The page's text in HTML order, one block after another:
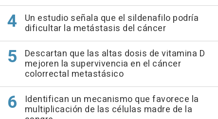
Un estudio señala que el sildenafilo podría
dificultar la metástasis del cáncer
Descartan que las altas dosis de vitamina D
mejoren la supervivencia en el cáncer
colorrectal metastásico
Identifican un mecanismo que favorece la
multiplicación de las células madre de la